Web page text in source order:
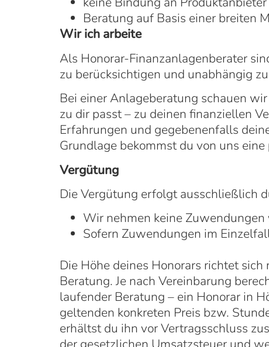
Beratung auf Basis einer breiten
Wir ich arbeite
Als Honorar-Finanzanlagenberater
zu berücksichtigen und unabhängig
Bei einer Anlageberatung schauen
zu dir passt – zu deinen finanziellen
Erfahrungen und gegebenenfalls
Grundlage bekommst du von uns
Vergütung
Die Vergütung erfolgt ausschließlich
Wir nehmen keine Zuwendungen
Sofern Zuwendungen im
Die Höhe deines Honorars richtet
Beratung. Je nach Vereinbarung
laufender Beratung – ein Honorar in
geltenden konkreten Preis bzw.
erhältst du ihn vor Vertragsschluss